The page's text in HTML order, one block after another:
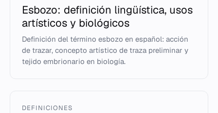
Esbozo: definición lingüística, usos
artísticos y biológicos
Definición del término esbozo en español: acción
de trazar, concepto artístico de traza preliminar y
tejido embrionario en biología.
DEFINICIONES